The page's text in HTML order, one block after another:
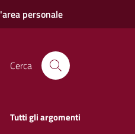
personale
Cerca
Tutti gli argomenti